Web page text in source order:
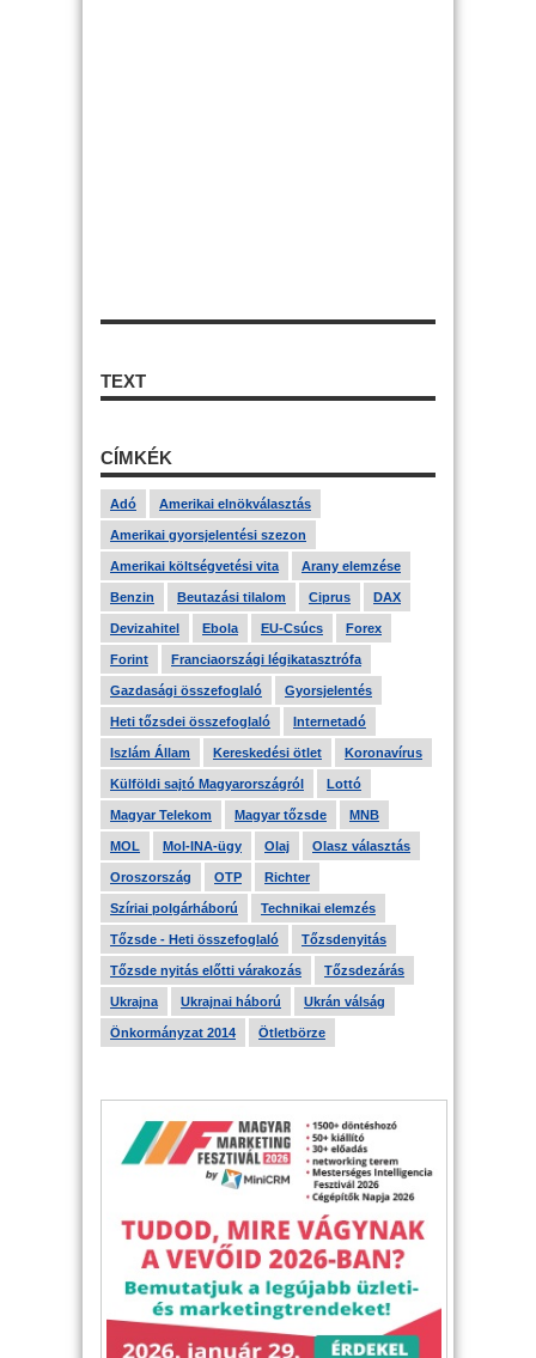
TEXT
CÍMKÉK
Adó Amerikai elnökválasztás
Amerikai gyorsjelentési szezon
Amerikai költségvetési vita Arany elemzése
Benzin Beutazási tilalom Ciprus DAX
Devizahitel Ebola EU-Csúcs Forex
Forint Franciaországi légikatasztrófa
Gazdasági összefoglaló Gyorsjelentés
Heti tőzsdei összefoglaló Internetadó
Iszlám Állam Kereskedési ötlet Koronavírus
Külföldi sajtó Magyarországról Lottó
Magyar Telekom Magyar tőzsde MNB
MOL Mol-INA-ügy Olaj Olasz választás
Oroszország OTP Richter
Szíriai polgárháború Technikai elemzés
Tőzsde - Heti összefoglaló Tőzsdenyitás
Tőzsde nyitás előtti várakozás Tőzsdezárás
Ukrajna Ukrajnai háború Ukrán válság
Önkormányzat 2014 Ötletbörze